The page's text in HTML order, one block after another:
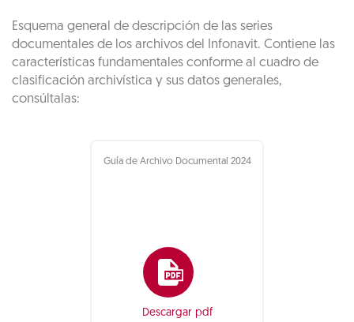
Esquema general de descripción de las series
documentales de los archivos del Infonavit. Contiene las
características fundamentales conforme al cuadro de
clasificación archivística y sus datos generales,
consúltalas:
Guía de Archivo Documental 2024
Descargar pdf